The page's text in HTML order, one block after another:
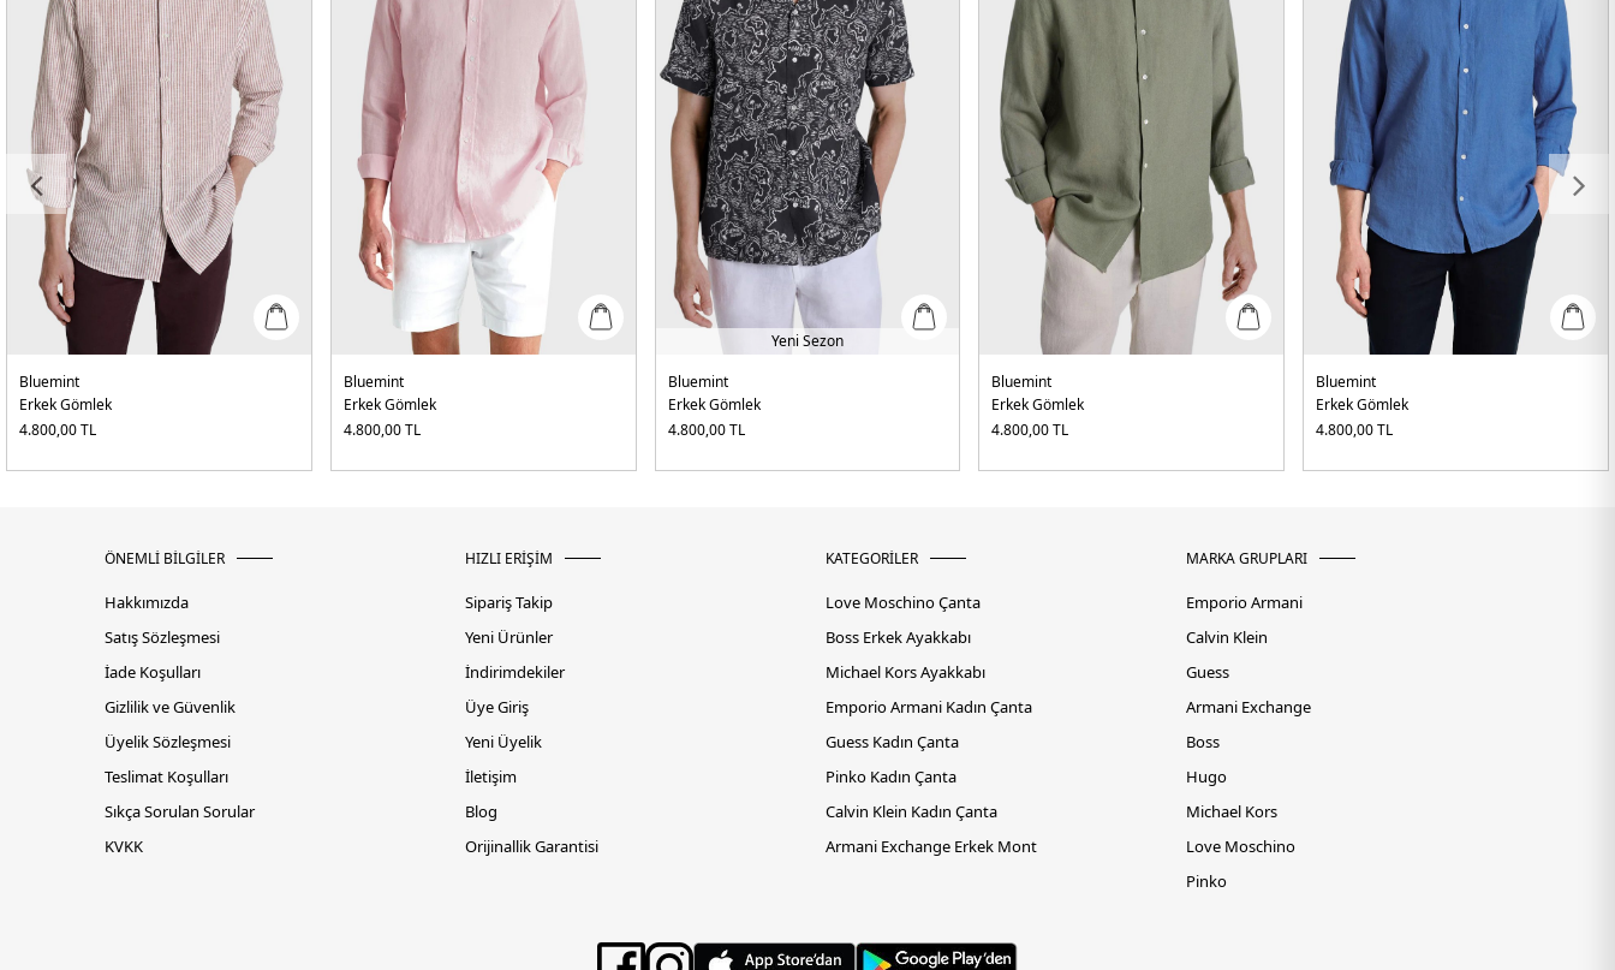
Bluemint
Erkek Gömlek
4.800,00TL
Bluemint
Erkek Gömlek
4.800,00TL
Yeni Sezon
Bluemint
Erkek Gömlek
4.800,00TL
Bluemint
Erkek Gömlek
4.800,00TL
Bluemint
Erkek Gömlek
4.800,00TL
ÖNEMLİ BİLGİLER
Hakkımızda
Satış Sözleşmesi
İade Koşulları
Gizlilik ve Güvenlik
Üyelik Sözleşmesi
Teslimat Koşulları
Sıkça Sorulan Sorular
KVKK
HIZLI ERİŞİM
Sipariş Takip
Yeni Ürünler
İndirimdekiler
Üye Giriş
Yeni Üyelik
İletişim
Blog
Orijinallik Garantisi
KATEGORİLER
Love Moschino Çanta
Boss Erkek Ayakkabı
Michael Kors Ayakkabı
Emporio Armani Kadın Çanta
Guess Kadın Çanta
Pinko Kadın Çanta
Calvin Klein Kadın Çanta
Armani Exchange Erkek Mont
MARKA GRUPLARI
Emporio Armani
Calvin Klein
Guess
Armani Exchange
Boss
Hugo
Michael Kors
Love Moschino
Pinko